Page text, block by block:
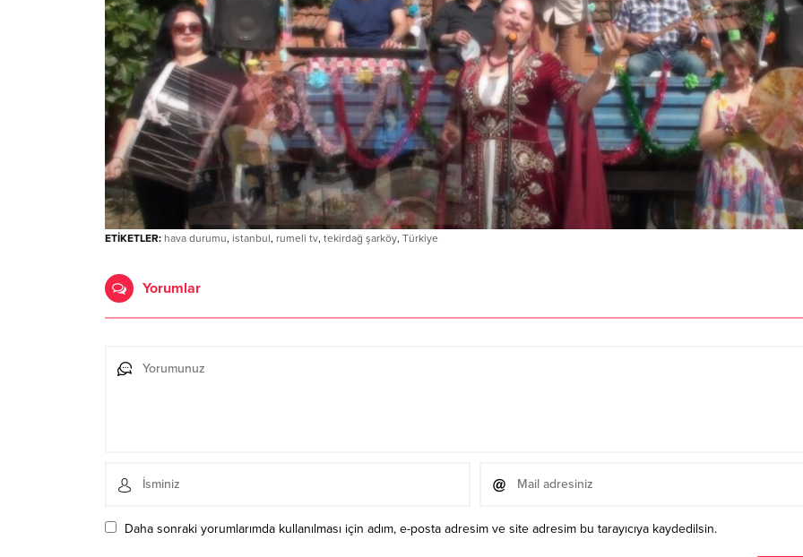
ETİKETLER: hava durumu, istanbul, rumeli tv, tekirdağ şarköy, Türkiye
Yorumlar
Daha sonraki yorumlarımda kullanılması için adım, e-posta adresim ve site adresim bu tarayıcıya kaydedilsin.